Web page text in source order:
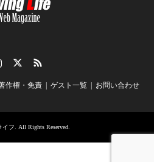
作権・免責 ゲスト一覧 お問い合わせ
イフ . All Rights Reserved.